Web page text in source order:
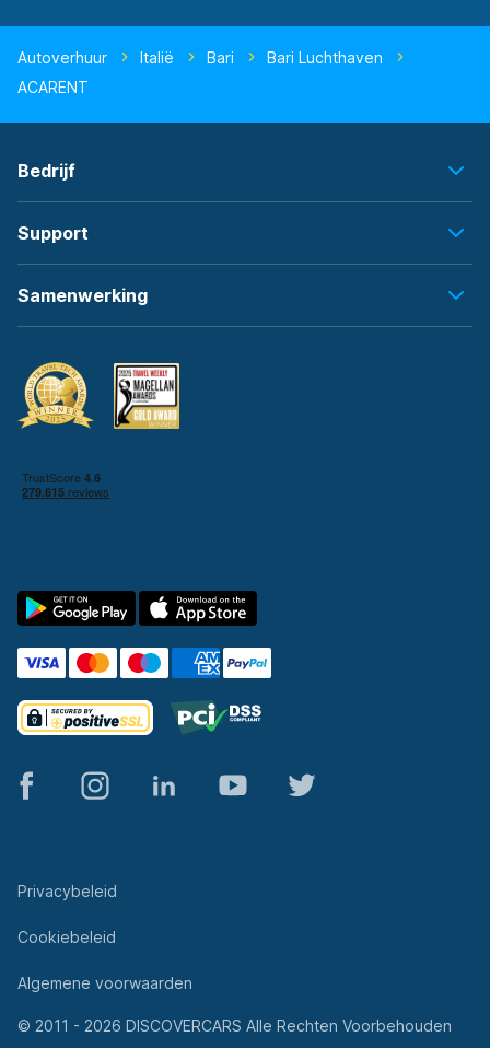
Autoverhuur Italië Bari
Bari Luchthaven
ACARENT
Bedrijf
Support
Samenwerking
© 2011 - 2026 DISCOVERCARS Alle Rechten Voorbehouden